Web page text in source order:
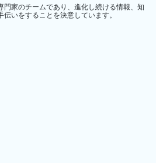
門家のチームであり、進化し続ける情報、知
いをすることを決意しています。